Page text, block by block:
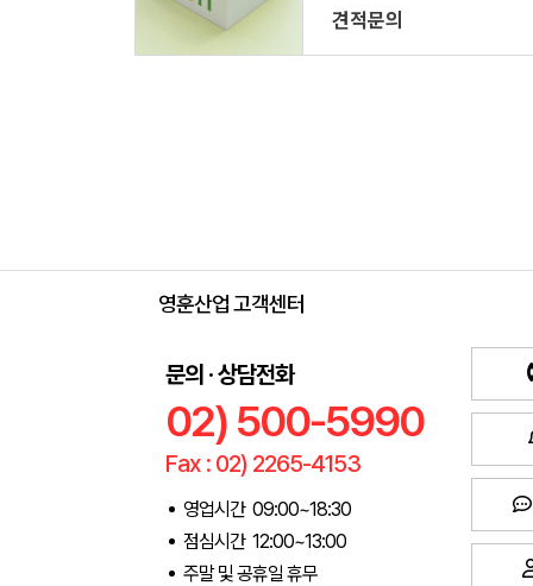
견적문의
영훈산업 고객센터
문의 · 상담전화
02) 500-5990
Fax : 02) 2265-4153
영업시간 09:00~18:30
점심시간 12:00~13:00
주말 및 공휴일 휴무